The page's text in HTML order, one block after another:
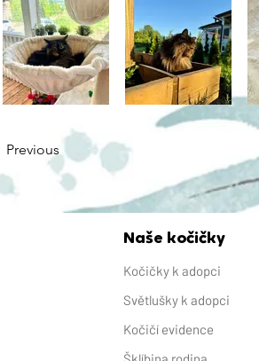
Previous
Naše kočičky
Kočičky k adopci
Světlušky k adopci
Kočičí evidence